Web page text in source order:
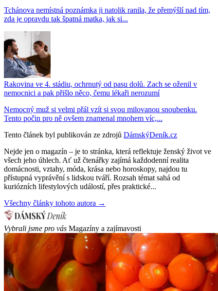
Tchánova nemístná poznámka ji natolik ranila, že přemýšlí nad tím,
zda je opravdu tak špatná matka, jak si...
Rakovina ve 4. stádiu, ochrnutý od pasu dolů. Zach se oženil v
nemocnici a pak přišlo něco, čemu lékaři nerozumí
Nemocný muž si velmi přál vzít si svou milovanou snoubenku.
Tento počin pro ně ovšem znamenal mnohem víc,...
Tento článek byl publikován ze zdrojů DámskýDeník.cz
Nejde jen o magazín – je to stránka, která reflektuje ženský život ve
všech jeho úhlech. Ať už čtenářky zajímá každodenní realita
domácnosti, vztahy, móda, krása nebo horoskopy, najdou tu
přístupná vyprávění s lidskou tváří. Rozsah témat sahá od
kuriózních lifestylových událostí, přes praktické...
Všechny články tohoto autora →
Vybrali jsme pro vás Magazíny a zajímavosti